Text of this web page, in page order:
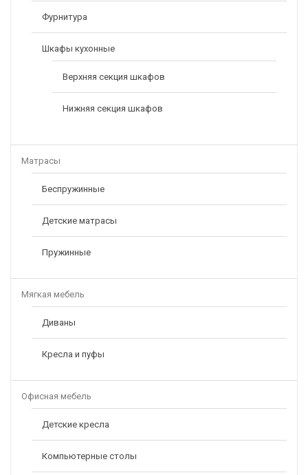
Фурнитура
Шкафы кухонные
Верхняя секция шкафов
Нижняя секция шкафов
Матрасы
Беспружинные
Детские матрасы
Пружинные
Мягкая мебель
Диваны
Кресла и пуфы
Офисная мебель
Детские кресла
Компьютерные столы